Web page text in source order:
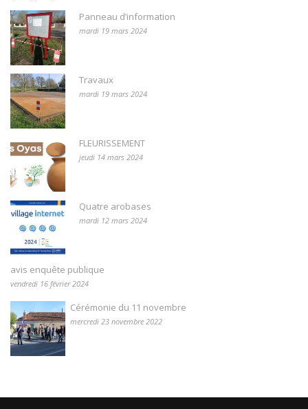
Panneau d’information
mardi 19 mars 2024
Travaux
mardi 19 mars 2024
FLEURISSEMENT
jeudi 14 mars 2024
Quatre arobases
mardi 12 mars 2024
avis enquête publique
vendredi 16 février 2024
Cérémonie du 11 novembre
mercredi 23 novembre 2022